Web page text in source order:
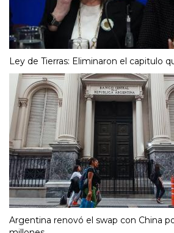
Ley de Tierras: Eliminaron el capitulo
Argentina renovó el swap con China